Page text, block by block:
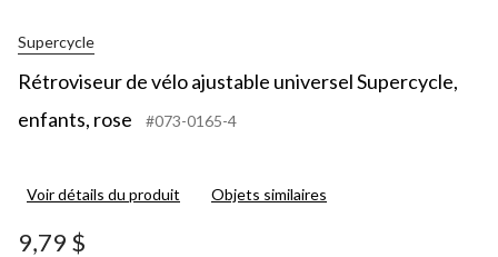
Supercycle
Rétroviseur de vélo ajustable universel Supercycle,
enfants, rose
#073-0165-4
Voir détails du produit Objets similaires
9,79 $